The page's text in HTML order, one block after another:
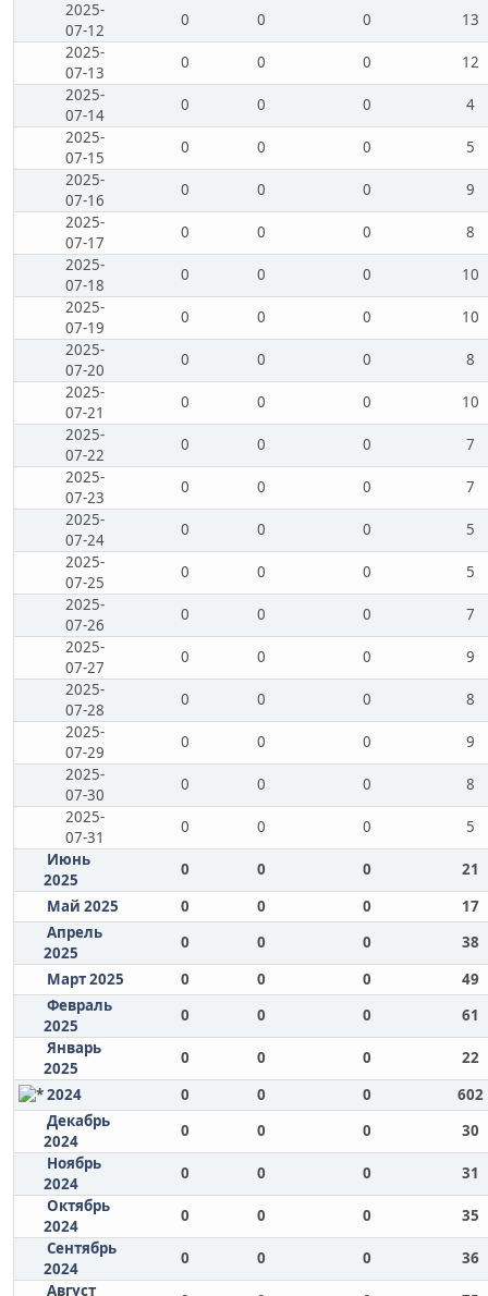
2025-
07-12
0 0 0
13
2025-
07-13
0 0 0
12
2025-
07-14
0 0 0
4
2025-
07-15
0 0 0
5
2025-
07-16
0 0 0
9
2025-
07-17
0 0 0
8
2025-
07-18
0 0 0
10
2025-
07-19
0 0 0
10
2025-
07-20
0 0 0
8
2025-
07-21
0 0 0
10
2025-
07-22
0 0 0
7
2025-
07-23
0 0 0
7
2025-
07-24
0 0 0
5
2025-
07-25
0 0 0
5
2025-
07-26
0 0 0
7
2025-
07-27
0 0 0
9
2025-
07-28
0 0 0
8
2025-
07-29
0 0 0
9
2025-
07-30
0 0 0
8
2025-
07-31
0 0 0
5
Июнь
2025
0 0 0
21
Май 2025
0 0 0
17
Апрель
2025
0 0 0
38
Март 2025
0 0 0
49
Февраль
2025
0 0 0
61
Январь
2025
0 0 0
22
2024
0 0 0
602
Декабрь
2024
0 0 0
30
Ноябрь
2024
0 0 0
31
Октябрь
2024
0 0 0
35
Сентябрь
2024
0 0 0
36
Август